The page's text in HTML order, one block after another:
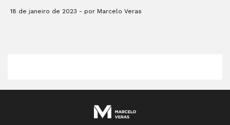
18 de janeiro de 2023 - por Marcelo Veras